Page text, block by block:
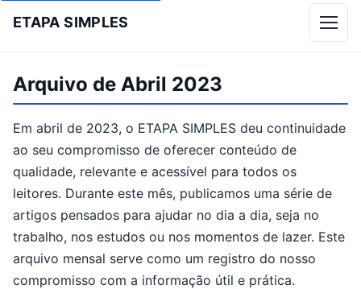
ETAPA SIMPLES Menu
Arquivo de Abril 2023
Em abril de 2023, o ETAPA SIMPLES deu continuidade
ao seu compromisso de oferecer conteúdo de
qualidade, relevante e acessível para todos os
leitores. Durante este mês, publicamos uma série de
artigos pensados para ajudar no dia a dia, seja no
trabalho, nos estudos ou nos momentos de lazer. Este
arquivo mensal serve como um registro do nosso
compromisso com a informação útil e prática.